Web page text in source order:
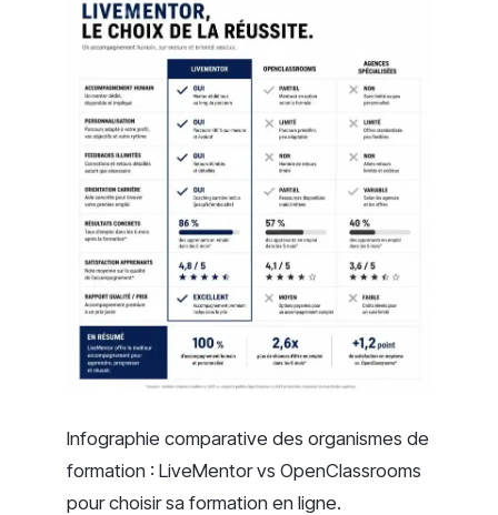
Infographie comparative des organismes de
formation : LiveMentor vs OpenClassrooms
pour choisir sa formation en ligne.